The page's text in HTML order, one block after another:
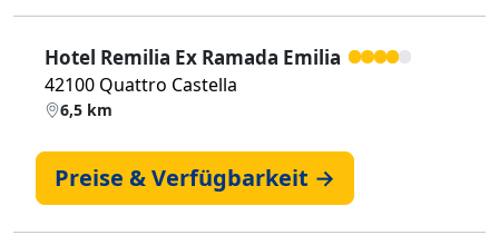
Hotel Remilia Ex Ramada Emilia
42100 Quattro Castella
6,5 km
Preise & Verfügbarkeit →